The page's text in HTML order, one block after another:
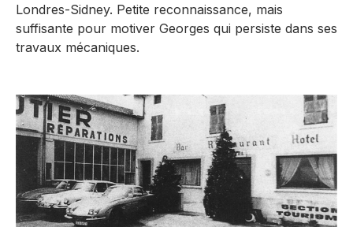
Londres-Sidney. Petite reconnaissance, mais
suffisante pour motiver Georges qui persiste dans ses
travaux mécaniques.